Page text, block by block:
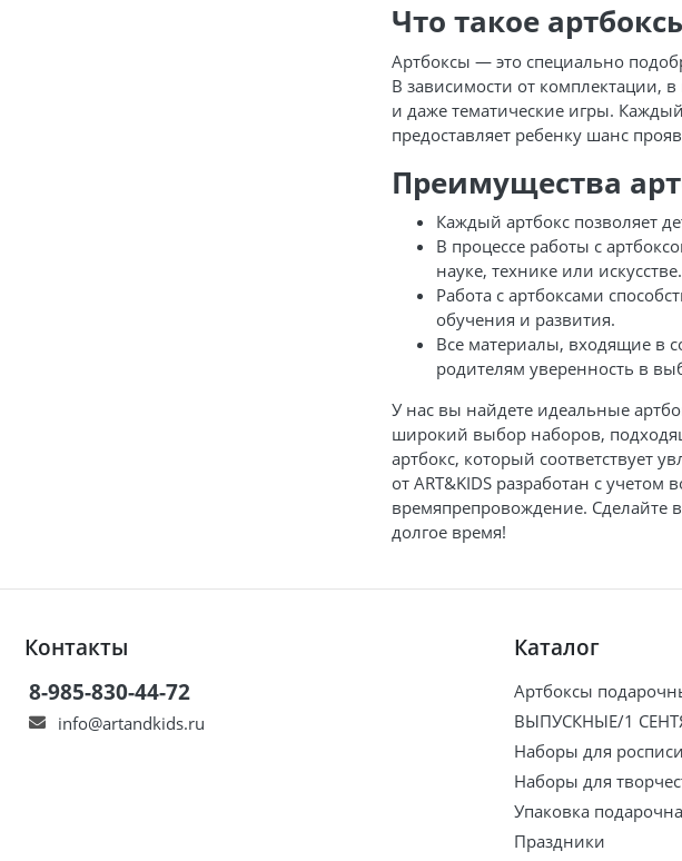
Что такое
Артбоксы — это специально
В зависимости от комплектации,
и даже тематические игры.
предоставляет ребенку шанс
Преимущества
Каждый артбокс позволяет
В процессе работы с
науке, технике или искусстве.
Работа с артбоксами
обучения и развития.
Все материалы, входящие в
родителям уверенность в
У нас вы найдете идеальные
широкий выбор наборов,
артбокс, который соответствует
от ART&KIDS разработан с
времяпрепровождение. Сделайте
долгое время!
Контакты
8-985-830-44-72
info@artandkids.ru
Каталог
Артбоксы
ВЫПУСКНЫЕ/1
Наборы для росписи
Наборы для
Упаковка
Праздники